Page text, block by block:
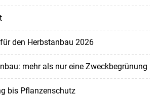
den Herbstanbau 2026
mehr als nur eine Zweckbegrünung
bis Pflanzenschutz